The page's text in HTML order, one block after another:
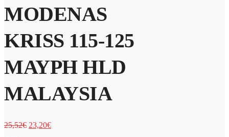
MODENAS
KRISS 115-125
ΜΑΥΡΗ HLD
MALAYSIA
25,52€ 23,20€